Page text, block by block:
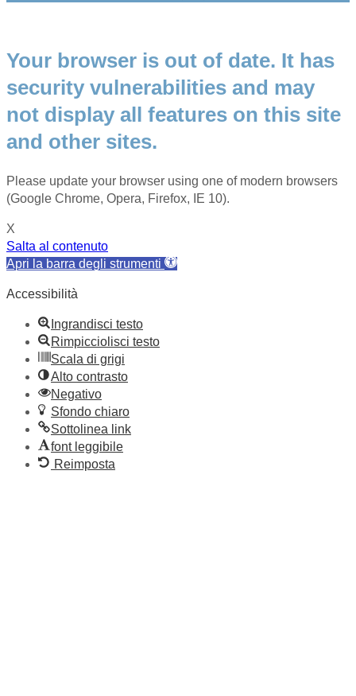
Your browser is out of date. It has
security vulnerabilities and may
not display all features on this site
and other sites.
Please update your browser using one of modern browsers
(Google Chrome, Opera, Firefox, IE 10).
X
Salta al contenuto
Apri la barra degli strumenti
Accessibilità
Ingrandisci testo
Rimpicciolisci testo
Scala di grigi
Alto contrasto
Negativo
Sfondo chiaro
Sottolinea link
font leggibile
Reimposta